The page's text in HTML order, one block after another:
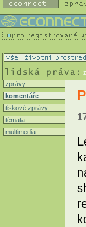
zprávy
komentáře
tiskové zprávy
témata
multimedia